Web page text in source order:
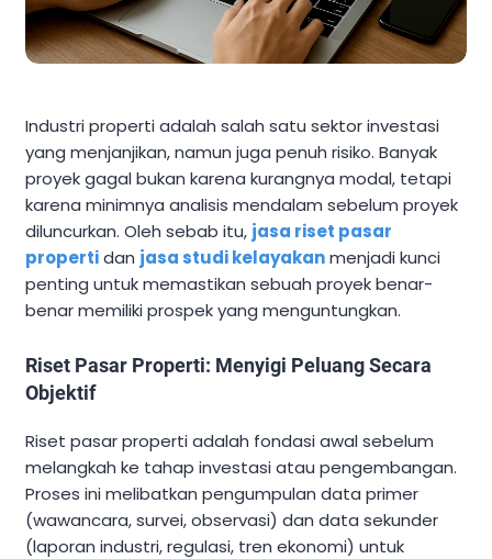
Industri properti adalah salah satu sektor investasi
yang menjanjikan, namun juga penuh risiko. Banyak
proyek gagal bukan karena kurangnya modal, tetapi
karena minimnya analisis mendalam sebelum proyek
diluncurkan. Oleh sebab itu, jasa riset pasar
propertidan jasa studi kelayakanmenjadi kunci
penting untuk memastikan sebuah proyek benar-
benar memiliki prospek yang menguntungkan.
Riset Pasar Properti: Menyigi Peluang Secara
Objektif
Riset pasar properti adalah fondasi awal sebelum
melangkah ke tahap investasi atau pengembangan.
Proses ini melibatkan pengumpulan data primer
(wawancara, survei, observasi) dan data sekunder
(laporan industri, regulasi, tren ekonomi) untuk